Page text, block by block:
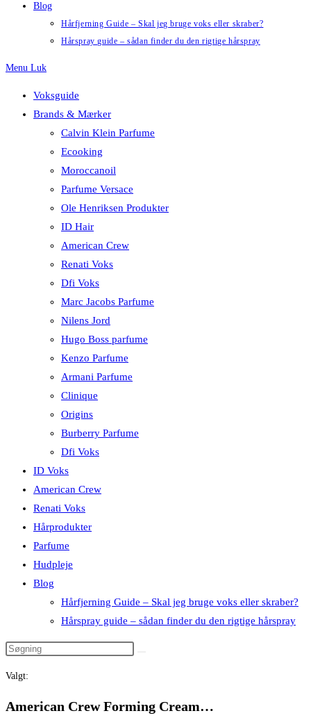
Blog
Hårfjerning Guide – Skal jeg bruge voks eller skraber?
Hårspray guide – sådan finder du den rigtige hårspray
Menu Luk
Voksguide
Brands & Mærker
Calvin Klein Parfume
Ecooking
Moroccanoil
Parfume Versace
Ole Henriksen Produkter
ID Hair
American Crew
Renati Voks
Dfi Voks
Marc Jacobs Parfume
Nilens Jord
Hugo Boss parfume
Kenzo Parfume
Armani Parfume
Clinique
Origins
Burberry Parfume
Dfi Voks
ID Voks
American Crew
Renati Voks
Hårprodukter
Parfume
Hudpleje
Blog
Hårfjerning Guide – Skal jeg bruge voks eller skraber?
Hårspray guide – sådan finder du den rigtige hårspray
Valgt:
American Crew Forming Cream…